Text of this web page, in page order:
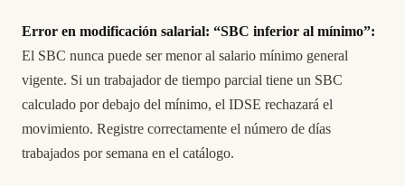
Error en modificación salarial: “SBC inferior al mínimo”:
El SBC nunca puede ser menor al salario mínimo general
vigente. Si un trabajador de tiempo parcial tiene un SBC
calculado por debajo del mínimo, el IDSE rechazará el
movimiento. Registre correctamente el número de días
trabajados por semana en el catálogo.